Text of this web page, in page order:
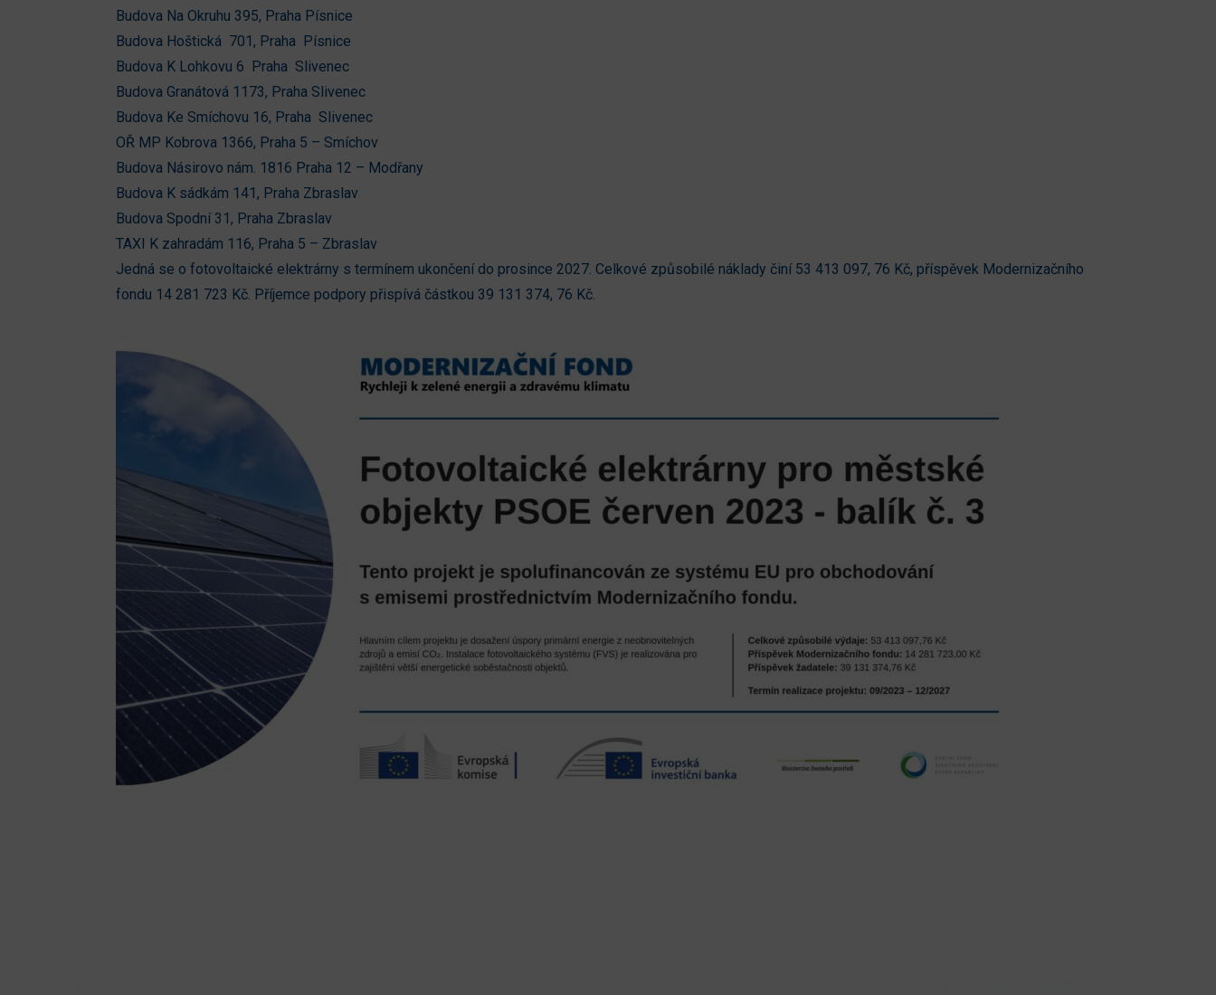
Budova Na Okruhu 395, Praha Písnice
Budova Hoštická 701, Praha Písnice
Budova K Lohkovu 6 Praha Slivenec
Budova Granátová 1173, Praha Slivenec
Budova Ke Smíchovu 16, Praha Slivenec
OŘ MP Kobrova 1366, Praha 5 – Smíchov
Budova Násirovo nám. 1816 Praha 12 – Modřany
Budova K sádkám 141, Praha Zbraslav
Budova Spodní 31, Praha Zbraslav
TAXI K zahradám 116, Praha 5 – Zbraslav
Jedná se o fotovoltaické elektrárny s termínem ukončení do prosince 2027. Celkové způsobilé náklady činí 53 413 097, 76 Kč, příspěvek Modernizačního
fondu 14 281 723 Kč. Příjemce podpory přispívá částkou 39 131 374, 76 Kč.